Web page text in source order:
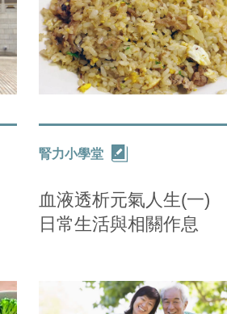
腎力小學堂
血液透析元氣人生(一)
日常生活與相關作息